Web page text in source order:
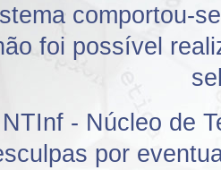
comportou-
foi possível
- Núcleo de
por